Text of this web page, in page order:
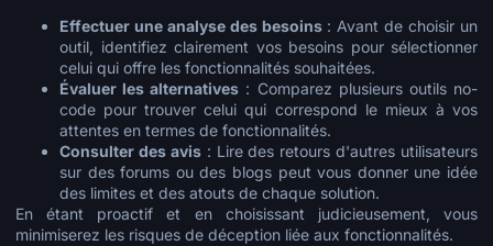
Effectuer une analyse des besoins: Avant de choisir un
outil, identifiez clairement vos besoins pour sélectionner
celui qui offre les fonctionnalités souhaitées.
Évaluer les alternatives : Comparez plusieurs outils no-
code pour trouver celui qui correspond le mieux à vos
attentes en termes de fonctionnalités.
Consulter des avis: Lire des retours d'autres utilisateurs
sur des forums ou des blogs peut vous donner une idée
des limites et des atouts de chaque solution.
En étant proactif et en choisissant judicieusement, vous
minimiserez les risques de déception liée aux fonctionnalités.